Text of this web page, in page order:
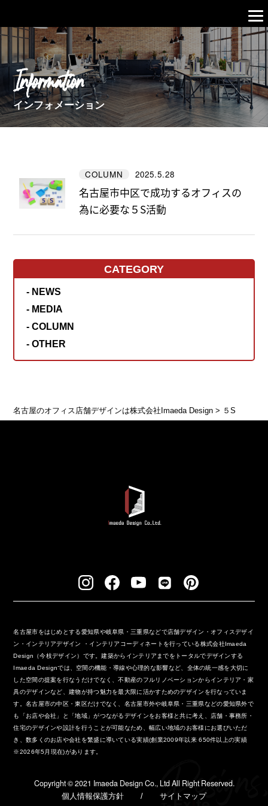
Information
インフォメーション
COLUMN 2025.5.28
名古屋市中区で成功するオフィスの
為に必要な５S活動
CATEGORY
- NEWS
- MEDIA
- COLUMN
- OTHER
名古屋のオフィス店舗デザインは株式会社Imaeda Design > ５S
名古屋市をはじめとする愛知県や岐阜県・三重県などで店舗デザイン・オフィスデザイ
ン・インテリアデザイン ・インテリアコーディネートを行っている株式会社Imaeda
Design（今枝デザイン）です。建築からインテリアまでをトータルでデザインする
Imaeda Designでは、空間の機能・導線や心理的な影響など、全体の統一感を大切に
した空間の提案を行なうだけでなく、不動産のフルリノベーションからインテリア・家
具のデザインなど、建物が持つ魅力を最大限に活かすためのデザインを行なっていま
す。名古屋市の中区・東区だけでなく、名古屋市外や岐阜県・三重県などの愛知県外で
も「お店や会社」と「地域」がつながるデザインをお客様と共に考え、店舗・事務所・
住宅のデザインや設計を行うことが可能なため、幅広い地域のお客様にお選びいただ
き、数多くのお店や会社を繁盛に導いている実績(創業2009年以来 650件以上の実績
※2026年5月現在)があります。
Copyright ©︎ 2021 Imaeda Design Co., Ltd All Right Reserved.
個人情報保護方針 / サイトマップ